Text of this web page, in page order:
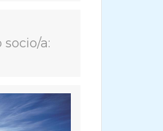
socio/a: